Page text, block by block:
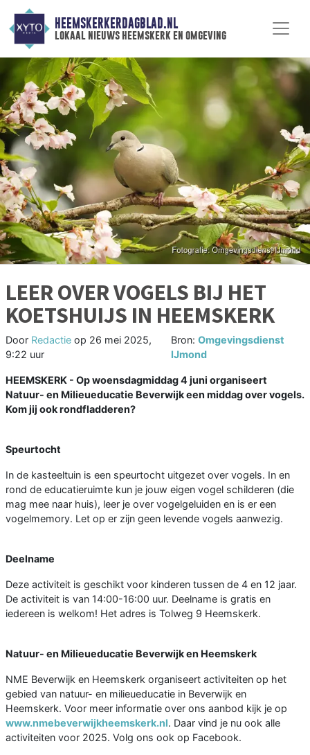
HEEMSKERKERDAGBLAD.NL
lokaal nieuws heemskerk en omgeving
LEER OVER VOGELS BIJ HET
KOETSHUIJS IN HEEMSKERK
Door Redactie op 26 mei 2025,
9:22 uur
Bron: Omgevingsdienst
IJmond
HEEMSKERK - Op woensdagmiddag 4 juni organiseert
Natuur- en Milieueducatie Beverwijk een middag over vogels.
Kom jij ook rondfladderen?
Speurtocht
In de kasteeltuin is een speurtocht uitgezet over vogels. In en
rond de educatieruimte kun je jouw eigen vogel schilderen (die
mag mee naar huis), leer je over vogelgeluiden en is er een
vogelmemory. Let op er zijn geen levende vogels aanwezig.
Deelname
Deze activiteit is geschikt voor kinderen tussen de 4 en 12 jaar.
De activiteit is van 14:00-16:00 uur. Deelname is gratis en
iedereen is welkom! Het adres is Tolweg 9 Heemskerk.
Natuur- en Milieueducatie Beverwijk en Heemskerk
NME Beverwijk en Heemskerk organiseert activiteiten op het
gebied van natuur- en milieueducatie in Beverwijk en
Heemskerk. Voor meer informatie over ons aanbod kijk je op
www.nmebeverwijkheemskerk.nl. Daar vind je nu ook alle
activiteiten voor 2025. Volg ons ook op Facebook.